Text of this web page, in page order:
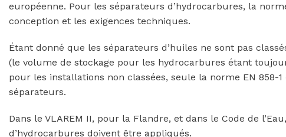
européenne. Pour les séparateurs d’hydrocarbures, la
conception et les exigences techniques.
Étant donné que les séparateurs d’huiles ne sont pas
(le volume de stockage pour les hydrocarbures étant
pour les installations non classées, seule la norme EN
séparateurs.
Dans le VLAREM II, pour la Flandre, et dans le Code de
d’hydrocarbures doivent être appliqués.